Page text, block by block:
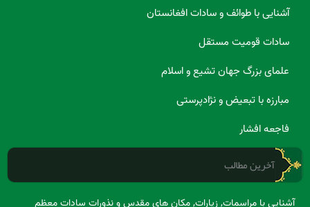
آشنایی با طوائف و سادات افغانستان
سادات قومیت مستقل
علمای بزرگ جهان تشیع و اسلام
مبارزه با تبعیض و نژادپرستی
فاجعه افشار
آخرین مطالب
آشنایی با مراسمات, زیارات, مکان های مقدس و نذورات سادات معظم